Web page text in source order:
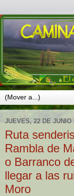
JUEVES, 22 DE JUNIO
Ruta
Rambla de
o Barranco
llegar a las
Moro